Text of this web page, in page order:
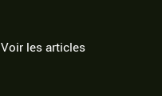
Voir les articles